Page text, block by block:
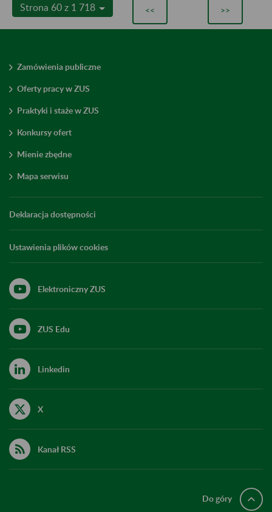
Strona 60 z 1 718 << >>
Zamówienia publiczne
Oferty pracy w ZUS
Praktyki i staże w ZUS
Konkursy ofert
Mienie zbędne
Mapa serwisu
Deklaracja dostępności
Ustawienia plików cookies
Elektroniczny ZUS
ZUS Edu
Linkedin
X
Kanał RSS
Do góry